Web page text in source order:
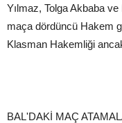
Yılmaz, Tolga Akbaba
maça dördüncü Hakem
Klasman Hakemliği
BAL'DAKİ MAÇ